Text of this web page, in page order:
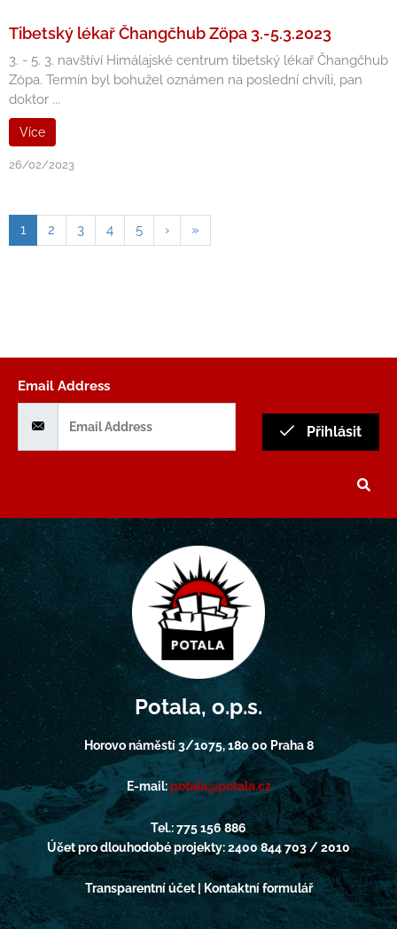
Tibetský lékař Čhangčhub Zöpa 3.-5.3.2023
3. - 5. 3. navštíví Himálajské centrum tibetský lékař Čhangčhub
Zöpa. Termín byl bohužel oznámen na poslední chvíli, pan
doktor ...
Více
26/02/2023
1 2 3 4 5 › »
Email Address
Přihlásit
Potala, o.p.s.
Horovo náměstí 3/1075, 180 00 Praha 8
E-mail:potala@potala.cz
Tel.: 775 156 886
Účet pro dlouhodobé projekty: 2400 844 703 / 2010
Transparentní účet | Kontaktní formulář